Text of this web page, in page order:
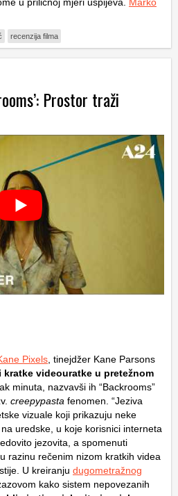
recenzija filma
Prostor traži
Pixels , tinejdžer Kane Parsons
videouratke u pretežnom
minuta, nazvavši ih “Backrooms”
creepypasta fenomen. “Jeziva
vizuale koji prikazuju neke
uredske, u koje korisnici interneta
jezovita, a spomenuti
razinu rečenim nizom kratkih videa
U kreiranju dugometražnog
kako sistem nepovezanih